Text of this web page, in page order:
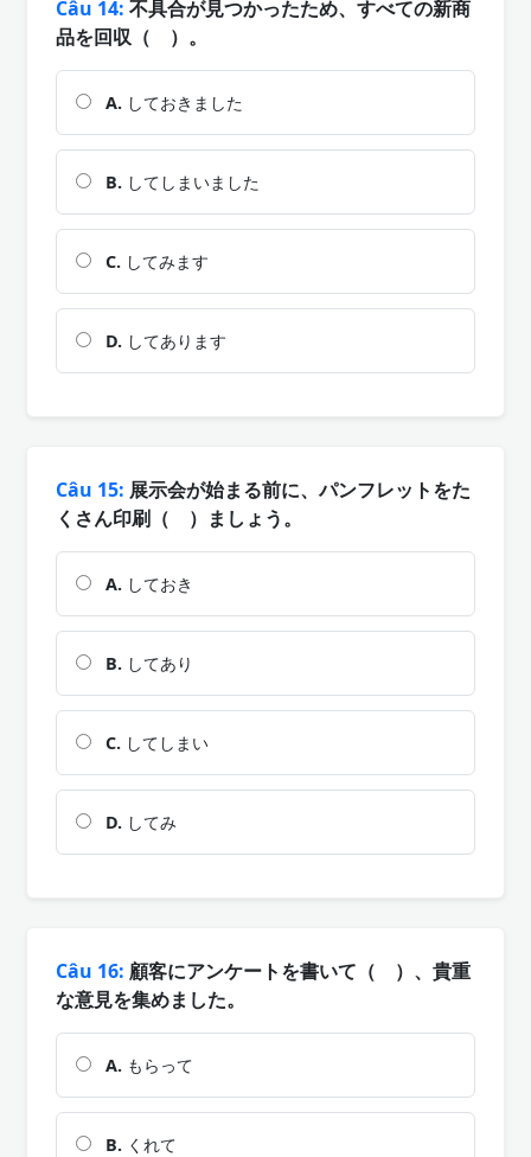
Câu 14: 不具合が見つかったため、すべての新商
品を回収（ ）。
A. しておきました
B. してしまいました
C. してみます
D. してあります
Câu 15: 展示会が始まる前に、パンフレットをた
くさん印刷（ ）ましょう。
A. しておき
B. してあり
C. してしまい
D. してみ
Câu 16: 顧客にアンケートを書いて（ ）、貴重
な意見を集めました。
A. もらって
B. くれて